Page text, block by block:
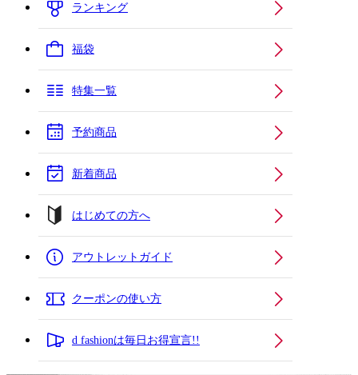
ランキング
福袋
特集一覧
予約商品
新着商品
はじめての方へ
アウトレットガイド
クーポンの使い方
d fashionは毎日お得宣言!!